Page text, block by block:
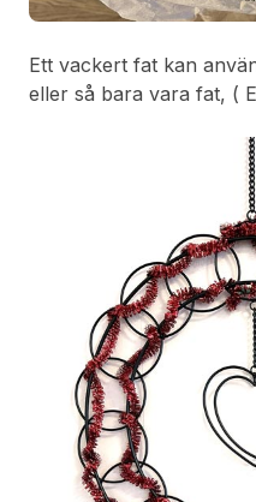
Ett vackert fat kan
eller så bara vara fat, (